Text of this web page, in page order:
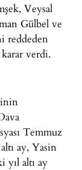
Veysal
Gülbel ve
reddeden
verdi.
Temmuz
ay, Yasin
yıl altı ay